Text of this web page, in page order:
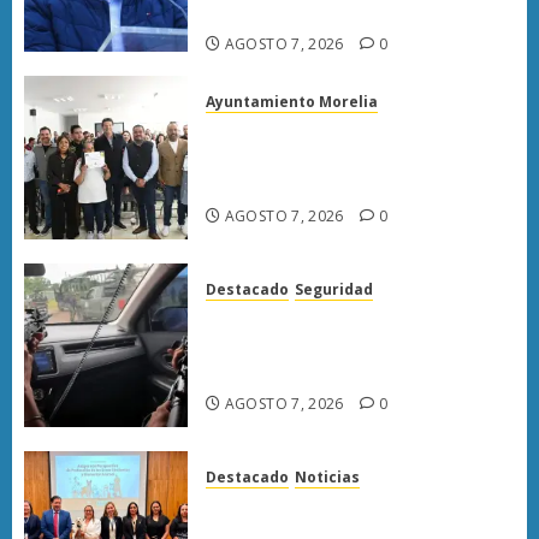
AGOSTO 7, 2026 0
Ayuntamiento Morelia
AGOSTO 7, 2026 0
Destacado Seguridad
AGOSTO 7, 2026 0
Destacado Noticias